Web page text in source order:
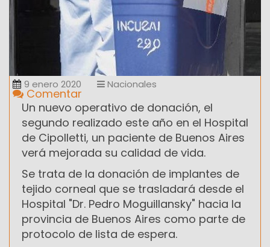
9 enero 2020 Nacionales
Comentar
Un nuevo operativo de donación, el
segundo realizado este año en el Hospital
de Cipolletti, un paciente de Buenos Aires
verá mejorada su calidad de vida.
Se trata de la donación de implantes de
tejido corneal que se trasladará desde el
Hospital "Dr. Pedro Moguillansky" hacia la
provincia de Buenos Aires como parte de
protocolo de lista de espera.